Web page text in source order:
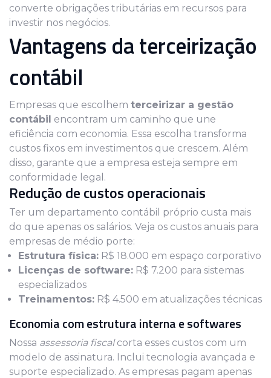
converte obrigações tributárias em recursos para
investir nos negócios.
Vantagens da terceirização
contábil
Empresas que escolhem terceirizar a gestão
contábil encontram um caminho que une
eficiência com economia. Essa escolha transforma
custos fixos em investimentos que crescem. Além
disso, garante que a empresa esteja sempre em
conformidade legal.
Redução de custos operacionais
Ter um departamento contábil próprio custa mais
do que apenas os salários. Veja os custos anuais para
empresas de médio porte:
Estrutura física: R$ 18.000 em espaço corporativo
Licenças de software: R$ 7.200 para sistemas
especializados
Treinamentos: R$ 4.500 em atualizações técnicas
Economia com estrutura interna e softwares
Nossa assessoria fiscalcorta esses custos com um
modelo de assinatura. Inclui tecnologia avançada e
suporte especializado. As empresas pagam apenas